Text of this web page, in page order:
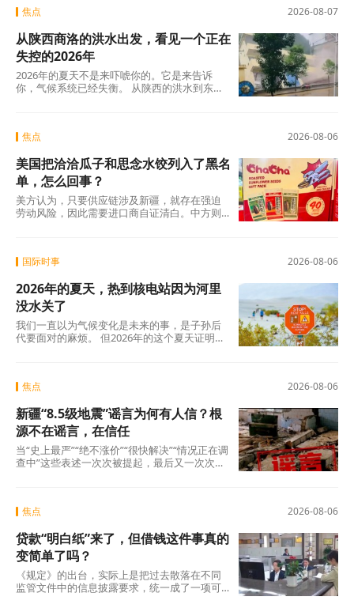
费者协会UFC-Que Choisir的调查更扎心：97%
的人说每天都会在手机上接到此类电话。可以
说，全法国几乎找不到一个没被骚扰电话烦过
的人。
2026-08-07
焦点
从陕西商洛的洪水出发，看见一个正在
失控的2026年
2026年的夏天不是来吓唬你的。它是来告诉
你，气候系统已经失衡。 从陕西的洪水到东北
2026-08-06
焦点
美国把洽洽瓜子和思念水饺列入了黑名
单，怎么回事？
美方认为，只要供应链涉及新疆，就存在强迫
劳动风险，因此需要进口商自证清白。中方则
2026-08-06
国际时事
2026年的夏天，热到核电站因为河里
没水关了
我们一直以为气候变化是未来的事，是子孙后
代要面对的麻烦。 但2026年的这个夏天证明：
说室外没法待了。
2026-08-06
焦点
新疆“8.5级地震”谣言为何有人信？根
源不在谣言，在信任
当“史上最严”“绝不涨价”“很快解决”“情况正在调
查中”这些表述一次次被提起，最后又一次次悄
2026-08-06
焦点
贷款“明白纸”来了，但借钱这件事真的
变简单了吗？
《规定》的出台，实际上是把过去散落在不同
监管文件中的信息披露要求，统一成了一项可